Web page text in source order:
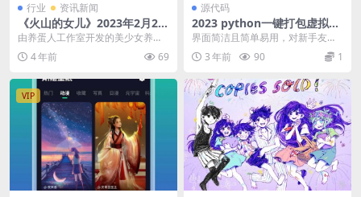
行业 资讯新闻
《火山的女儿》2023年2月2日
发售 收集各式各样结局
由养蛋人工作室开发的美少女养成
月游戏《火山的女儿》宣布将于20
23年2月2日正式...
4 年前 69
源代码
2023 python一键打包虚拟环
境upx压缩
界面简洁且简单易用，对新手友
好。指定图标为可选项（可以不
选） # 使用 点击名称...
3 年前 90 1
VIP